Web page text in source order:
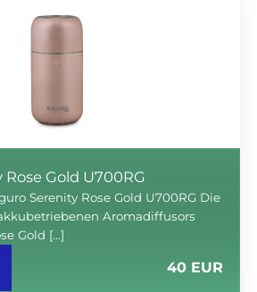
Gold U700RG
Serenity Rose Gold U700RG Die
Aromadiffusors
Gold […]
40 EUR